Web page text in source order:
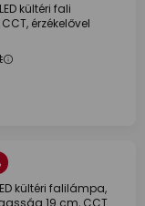
kültéri fali
érzékelővel
kültéri falilámpa,